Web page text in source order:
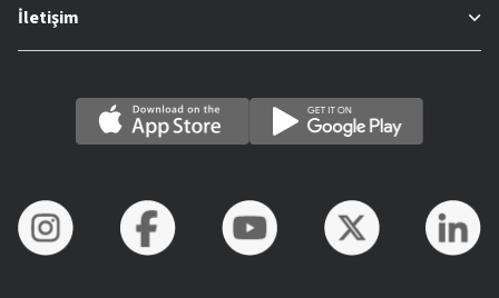
İletişim